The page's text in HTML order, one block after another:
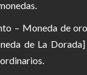
– Moneda de
de La